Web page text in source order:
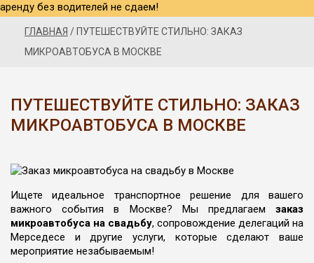
аренду без водителей не сдаем!
ГЛАВНАЯ / ПУТЕШЕСТВУЙТЕ СТИЛЬНО: ЗАКАЗ
МИКРОАВТОБУСА В МОСКВЕ
ПУТЕШЕСТВУЙТЕ СТИЛЬНО: ЗАКАЗ
МИКРОАВТОБУСА В МОСКВЕ
Ищете идеальное транспортное решение для вашего
важного события в Москве? Мы предлагаем заказ
микроавтобуса на свадьбу, сопровождение делегаций на
Мерседесе и другие услуги, которые сделают ваше
мероприятие незабываемым!